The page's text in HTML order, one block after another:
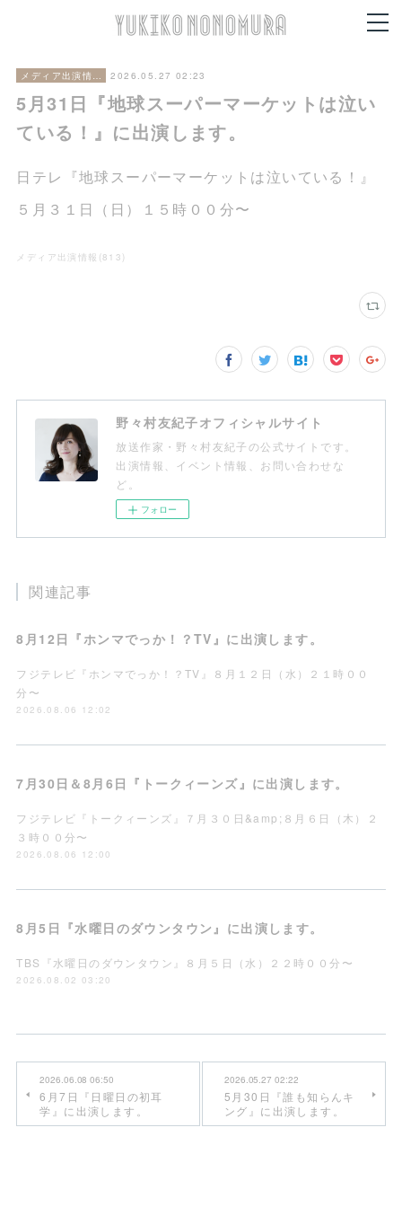
メディア出演情報 2026.05.27 02:23
5月31日『地球スーパーマーケットは泣い
ている！』に出演します。
日テレ『地球スーパーマーケットは泣いている！』
５月３１日（日）１５時００分〜
メディア出演情報 (813 )
野々村友紀子オフィシャルサイト
放送作家・野々村友紀子の公式サイトです。
出演情報、イベント情報、お問い合わせな
ど。
フォロー
関連記事
8月12日『ホンマでっか！？TV』に出演します。
フジテレビ『ホンマでっか！？TV』８月１２日（水）２１時００
分〜
2026.08.06 12:02
7月30日＆8月6日『トークィーンズ』に出演します。
フジテレビ『トークィーンズ』７月３０日&amp;８月６日（木）２
３時００分〜
2026.08.06 12:00
8月5日『水曜日のダウンタウン』に出演します。
TBS『水曜日のダウンタウン』８月５日（水）２２時００分〜
2026.08.02 03:20
2026.06.08 06:50
6月7日『日曜日の初耳
学』に出演します。
2026.05.27 02:22
5月30日『誰も知らんキ
ング』に出演します。